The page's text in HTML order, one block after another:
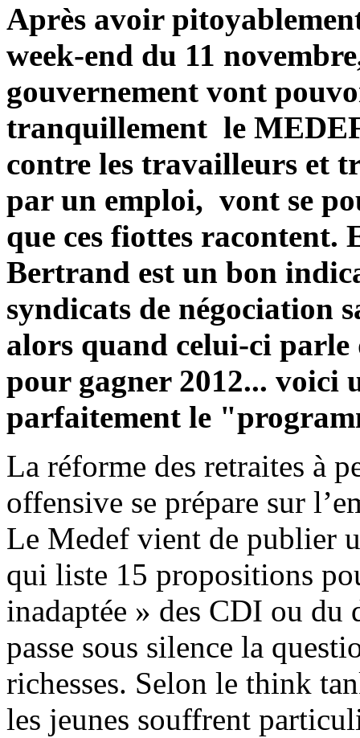
Après avoir
week-end du 11
gouvernement vont
tranquillement le
contre les travailleurs et
par un emploi, vont se
que ces fiottes racontent.
Bertrand est un bon
syndicats de négociation
alors quand celui-ci parle
pour gagner 2012... voici
parfaitement le
La réforme des retraites à
offensive se prépare sur
Le Medef vient de publier
qui liste 15 propositions
inadaptée » des CDI ou
passe sous silence la
richesses. Selon le think
les jeunes souffrent